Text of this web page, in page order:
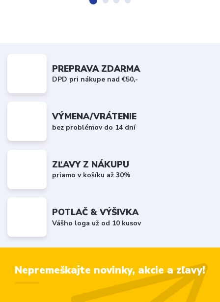
PREPRAVA ZDARMA
DPD pri nákupe nad €50,-
VÝMENA/VRÁTENIE
bez problémov do 14 dní
ZĽAVY Z NÁKUPU
priamo v košíku až 30%
POTLAČ & VÝŠIVKA
Vášho loga už od 10 kusov
Nepremeškajte novinky, akcie a zľavy!